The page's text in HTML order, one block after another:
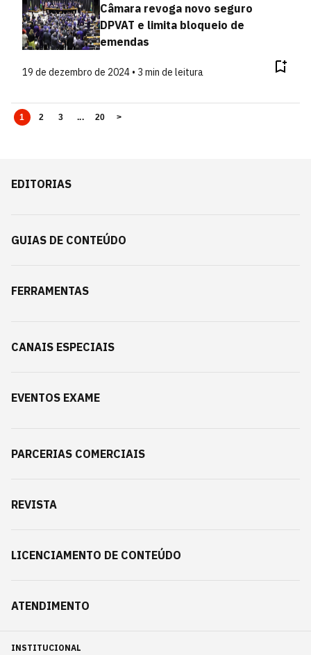
Câmara revoga novo seguro
DPVAT e limita bloqueio de
emendas
19 de dezembro de 2024 • 3 min de leitura
1 2 3 ... 20 >
EDITORIAS
GUIAS DE CONTEÚDO
FERRAMENTAS
CANAIS ESPECIAIS
EVENTOS EXAME
PARCERIAS COMERCIAIS
REVISTA
LICENCIAMENTO DE CONTEÚDO
ATENDIMENTO
INSTITUCIONAL